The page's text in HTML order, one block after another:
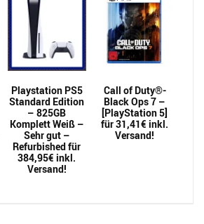
Playstation PS5
Standard Edition
– 825GB
Komplett Weiß –
Sehr gut –
Refurbished für
384,95€ inkl.
Versand!
Call of Duty®-
Black Ops 7 –
[PlayStation 5]
für 31,41€ inkl.
Versand!